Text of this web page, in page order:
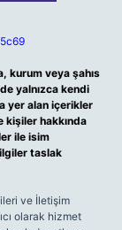
kurum veya şahıs
yalnızca kendi
yer alan içerikler
kişiler hakkında
ile isim
taslak
ve İletişim
olarak hizmet